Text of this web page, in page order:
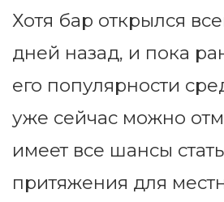
Хотя бар открылся
дней назад, и пока
его популярности
уже сейчас можно
имеет все шансы
притяжения для